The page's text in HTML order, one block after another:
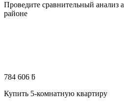
Проведите сравнительный анализ
районе
784 606 ƃ
Купить 5-комнатную квартиру